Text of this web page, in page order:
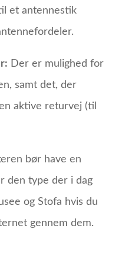
et antennestik
Der er mulighed for
samt det, der
aktive returvej (til
bør have en
den type der i dag
og Stofa hvis du
gennem dem.